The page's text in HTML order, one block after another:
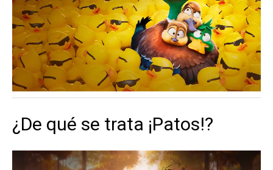
¿De qué se trata ¡Patos!?